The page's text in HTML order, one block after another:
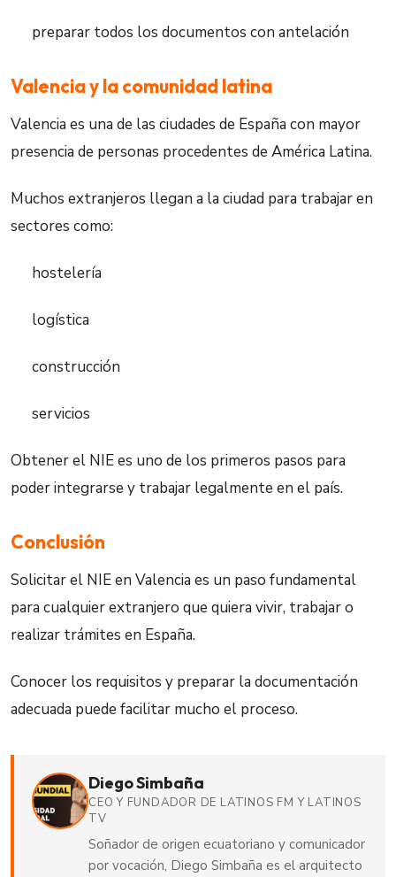
preparar todos los documentos con antelación
Valencia y la comunidad latina
Valencia es una de las ciudades de España con mayor
presencia de personas procedentes de América Latina.
Muchos extranjeros llegan a la ciudad para trabajar en
sectores como:
hostelería
logística
construcción
servicios
Obtener el NIE es uno de los primeros pasos para
poder integrarse y trabajar legalmente en el país.
Conclusión
Solicitar el NIE en Valencia es un paso fundamental
para cualquier extranjero que quiera vivir, trabajar o
realizar trámites en España.
Conocer los requisitos y preparar la documentación
adecuada puede facilitar mucho el proceso.
Diego Simbaña
CEO Y FUNDADOR DE LATINOS FM Y LATINOS
TV
Soñador de origen ecuatoriano y comunicador
por vocación, Diego Simbaña es el arquitecto